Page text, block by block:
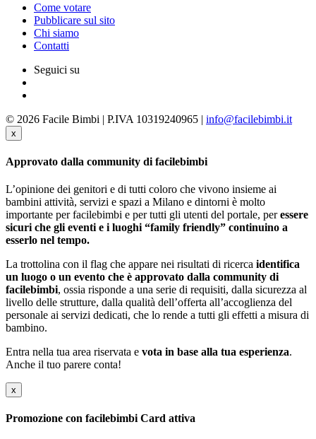
Come votare
Pubblicare sul sito
Chi siamo
Contatti
Seguici su
© 2026 Facile Bimbi | P.IVA 10319240965 | info@facilebimbi.it
x
Approvato dalla community di facilebimbi
L’opinione dei genitori e di tutti coloro che vivono insieme ai
bambini attività, servizi e spazi a Milano e dintorni è molto
importante per facilebimbi e per tutti gli utenti del portale, peressere
sicuri che gli eventi e i luoghi “family friendly” continuino a
esserlo nel tempo.
La trottolina con il flag che appare nei risultati di ricerca identifica
un luogo o un evento che è approvato dalla community di
facilebimbi, ossia risponde a una serie di requisiti, dalla sicurezza al
livello delle strutture, dalla qualità dell’offerta all’accoglienza del
personale ai servizi dedicati, che lo rende a tutti gli effetti a misura di
bambino.
Entra nella tua area riservata e vota in base alla tua esperienza.
Anche il tuo parere conta!
x
Promozione con facilebimbi Card attiva